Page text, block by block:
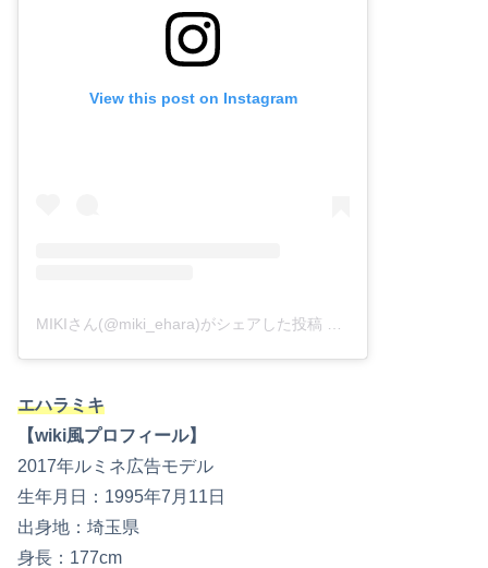
View this post on Instagram
MIKIさん(@miki_ehara)がシェアした投稿
エハラミキ
【wiki風プロフィール】
2017年ルミネ広告モデル
生年月日：1995年7月11日
出身地：埼玉県
身長：177cm